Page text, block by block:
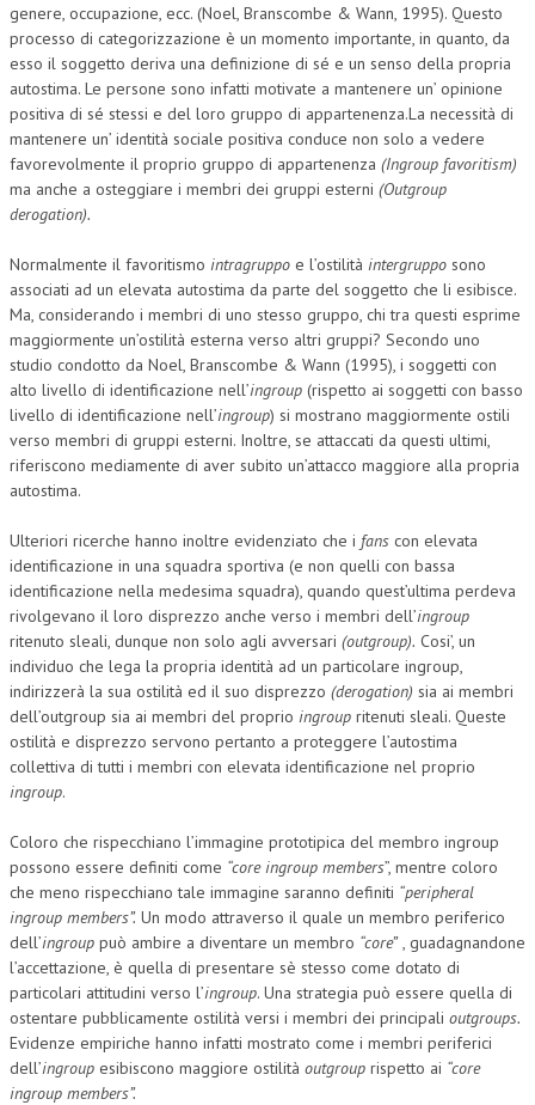
genere, occupazione, ecc. (Noel, Branscombe & Wann, 1995). Questo
processo di categorizzazione è un momento importante, in quanto, da
esso il soggetto deriva una definizione di sé e un senso della propria
autostima. Le persone sono infatti motivate a mantenere un’ opinione
positiva di sé stessi e del loro gruppo di appartenenza.La necessità di
mantenere un’ identità sociale positiva conduce non solo a vedere
favorevolmente il proprio gruppo di appartenenza (Ingroup favoritism)
ma anche a osteggiare i membri dei gruppi esterni (Outgroup
derogation).
Normalmente il favoritismo intragruppo e l’ostilità intergruppo sono
associati ad un elevata autostima da parte del soggetto che li esibisce.
Ma, considerando i membri di uno stesso gruppo, chi tra questi esprime
maggiormente un’ostilità esterna verso altri gruppi? Secondo uno
studio condotto da Noel, Branscombe & Wann (1995), i soggetti con
alto livello di identificazione nell’ingroup (rispetto ai soggetti con basso
livello di identificazione nell’ingroup) si mostrano maggiormente ostili
verso membri di gruppi esterni. Inoltre, se attaccati da questi ultimi,
riferiscono mediamente di aver subito un’attacco maggiore alla propria
autostima.
Ulteriori ricerche hanno inoltre evidenziato che i fans con elevata
identificazione in una squadra sportiva (e non quelli con bassa
identificazione nella medesima squadra), quando quest’ultima perdeva
rivolgevano il loro disprezzo anche verso i membri dell’ingroup
ritenuto sleali, dunque non solo agli avversari (outgroup). Cosi’, un
individuo che lega la propria identità ad un particolare ingroup,
indirizzerà la sua ostilità ed il suo disprezzo (derogation) sia ai membri
dell’outgroup sia ai membri del proprio ingroup ritenuti sleali. Queste
ostilità e disprezzo servono pertanto a proteggere l’autostima
collettiva di tutti i membri con elevata identificazione nel proprio
ingroup.
Coloro che rispecchiano l’immagine prototipica del membro ingroup
possono essere definiti come “core ingroup members”, mentre coloro
che meno rispecchiano tale immagine saranno definiti “peripheral
ingroup members”. Un modo attraverso il quale un membro periferico
dell’ingroup può ambire a diventare un membro “core”, guadagnandone
l’accettazione, è quella di presentare sè stesso come dotato di
particolari attitudini verso l’ingroup. Una strategia può essere quella di
ostentare pubblicamente ostilità versi i membri dei principali outgroups.
Evidenze empiriche hanno infatti mostrato come i membri periferici
dell’ingroup esibiscono maggiore ostilità outgroup rispetto ai “core
ingroup members”.